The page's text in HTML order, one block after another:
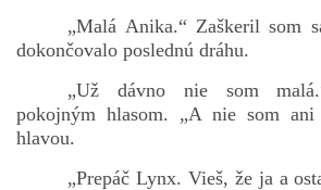
© 2026 eStránky.sk|RSS|WebSlice
„Malá Anika.“ Zaškeril som
dokončovalo poslednú dráhu.
„Už dávno nie som
pokojným hlasom. „A nie som ani
hlavou.
„Prepáč Lynx. Vieš, že ja a